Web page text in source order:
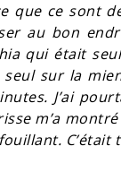
que ce sont
au bon
qui était
seul sur la
J’ai
m’a
C’était